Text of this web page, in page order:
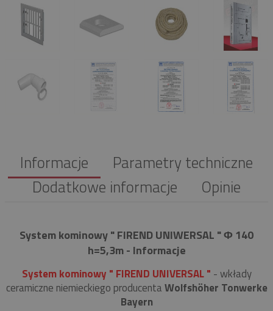
Informacje
Parametry techniczne
Dodatkowe informacje
Opinie
System kominowy " FIREND UNIWERSAL " Φ 140
h=5,3m - Informacje
System kominowy " FIREND UNIVERSAL " - wkłady
ceramiczne niemieckiego producentaWolfshöher Tonwerke
Bayern